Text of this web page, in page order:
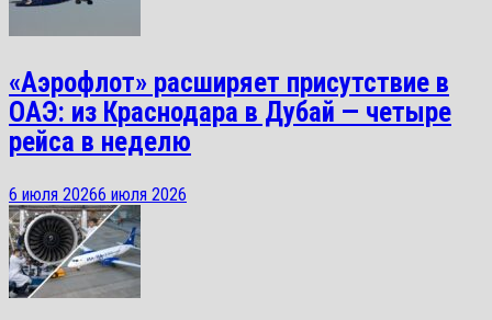
«Аэрофлот» расширяет присутствие в
ОАЭ: из Краснодара в Дубай — четыре
рейса в неделю
6 июля 20266 июля 2026